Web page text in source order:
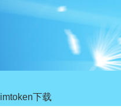
imtoken下载